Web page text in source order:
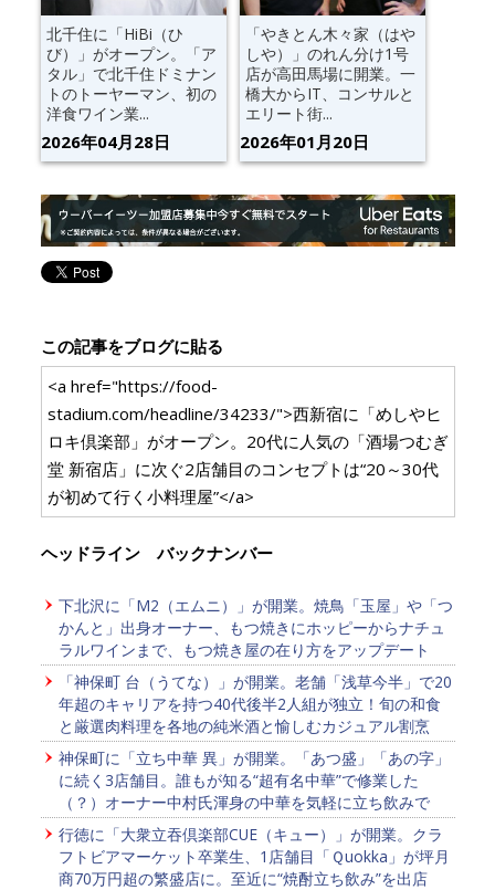
北千住に「HiBi（ひ
び）」がオープン。「ア
タル」で北千住ドミナン
トのトーヤーマン、初の
洋食ワイン業...
2026年04月28日
「やきとん木々家（はや
しや）」のれん分け1号
店が高田馬場に開業。一
橋大からIT、コンサルと
エリート街...
2026年01月20日
この記事をブログに貼る
<a href="https://food-
stadium.com/headline/34233/">西新宿に「めしやヒ
ロキ倶楽部」がオープン。20代に人気の「酒場つむぎ
堂 新宿店」に次ぐ2店舗目のコンセプトは“20～30代
が初めて行く小料理屋”</a>
ヘッドライン バックナンバー
下北沢に「M2（エムニ）」が開業。焼鳥「玉屋」や「つ
かんと」出身オーナー、もつ焼きにホッピーからナチュ
ラルワインまで、もつ焼き屋の在り方をアップデート
「神保町 台（うてな）」が開業。老舗「浅草今半」で20
年超のキャリアを持つ40代後半2人組が独立！旬の和食
と厳選肉料理を各地の純米酒と愉しむカジュアル割烹
神保町に「立ち中華 異」が開業。「あつ盛」「あの字」
に続く3店舗目。誰もが知る“超有名中華”で修業した
（？）オーナー中村氏渾身の中華を気軽に立ち飲みで
行徳に「大衆立吞倶楽部CUE（キュー）」が開業。クラ
フトビアマーケット卒業生、1店舗目「Ｑuokka」が坪月
商70万円超の繁盛店に。至近に“焼酎立ち飲み”を出店